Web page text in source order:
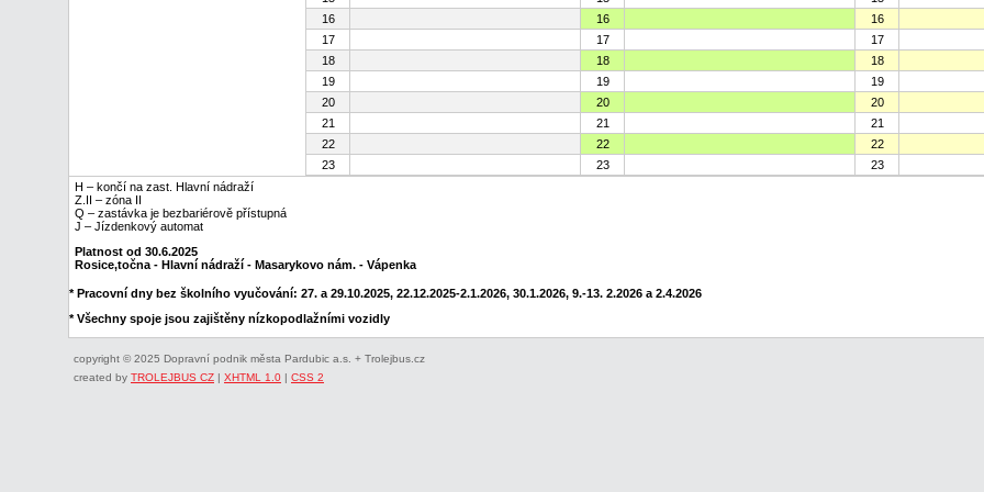
16
16
16
17
17
17
18
18
18
19
19
19
20
20
20
21
21
21
22
22
22
23
23
23
H – končí na zast. Hlavní nádraží
Z.II – zóna II
Q – zastávka je bezbariérově přístupná
J – Jízdenkový automat
Platnost od 30.6.2025
Rosice,točna - Hlavní nádraží - Masarykovo nám. - Vápenka
* Pracovní dny bez školního vyučování: 27. a 29.10.2025, 22.12.2025-2.1.2026, 30.1.2026, 9.-13. 2.2026 a 2.4.2026
* Všechny spoje jsou zajištěny nízkopodlažními vozidly
copyright © 2025 Dopravní podnik města Pardubic a.s. + Trolejbus.cz
created by TROLEJBUS CZ | XHTML 1.0 | CSS 2